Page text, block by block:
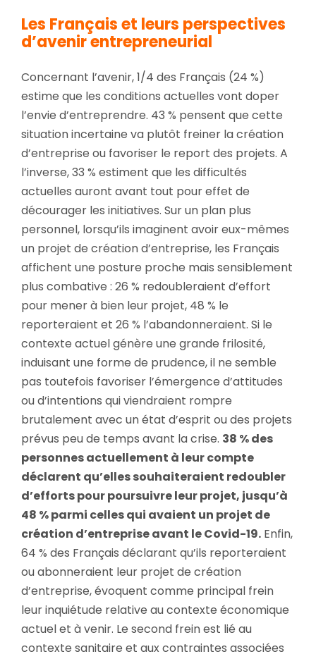
Les Français et leurs perspectives
d’avenir entrepreneurial
Concernant l’avenir, 1/4 des Français (24 %)
estime que les conditions actuelles vont doper
l’envie d’entreprendre. 43 % pensent que cette
situation incertaine va plutôt freiner la création
d’entreprise ou favoriser le report des projets. A
l’inverse, 33 % estiment que les difficultés
actuelles auront avant tout pour effet de
décourager les initiatives. Sur un plan plus
personnel, lorsqu’ils imaginent avoir eux-mêmes
un projet de création d’entreprise, les Français
affichent une posture proche mais sensiblement
plus combative : 26 % redoubleraient d’effort
pour mener à bien leur projet, 48 % le
reporteraient et 26 % l’abandonneraient. Si le
contexte actuel génère une grande frilosité,
induisant une forme de prudence, il ne semble
pas toutefois favoriser l’émergence d’attitudes
ou d’intentions qui viendraient rompre
brutalement avec un état d’esprit ou des projets
prévus peu de temps avant la crise. 38 % des
personnes actuellement à leur compte
déclarent qu’elles souhaiteraient redoubler
d’efforts pour poursuivre leur projet, jusqu’à
48 % parmi celles qui avaient un projet de
création d’entreprise avant le Covid-19. Enfin,
64 % des Français déclarant qu’ils reporteraient
ou abonneraient leur projet de création
d’entreprise, évoquent comme principal frein
leur inquiétude relative au contexte économique
actuel et à venir. Le second frein est lié au
contexte sanitaire et aux contraintes associées